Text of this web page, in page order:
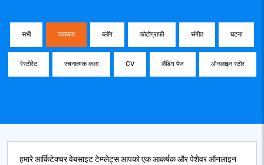
सभी व्यवसाय ब्लॉग फोटोग्राफी संगीत घटना
रेस्टोरेंट रचनात्मक कला CV लैंडिंग पेज ऑनलाइन स्टोर
हमारे आर्किटेक्चर वेबसाइट टेम्प्लेट्स आपको एक आकर्षक और पेशेवर ऑनलाइन